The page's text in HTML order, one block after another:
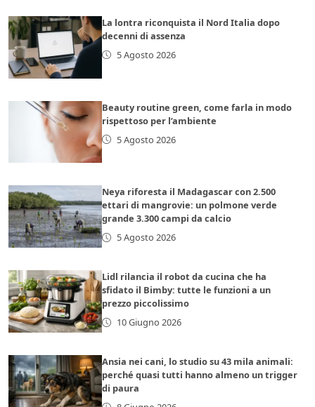
La lontra riconquista il Nord Italia dopo
decenni di assenza
5 Agosto 2026
Beauty routine green, come farla in modo
rispettoso per l’ambiente
5 Agosto 2026
Neya riforesta il Madagascar con 2.500
ettari di mangrovie: un polmone verde
grande 3.300 campi da calcio
5 Agosto 2026
Lidl rilancia il robot da cucina che ha
sfidato il Bimby: tutte le funzioni a un
prezzo piccolissimo
10 Giugno 2026
Ansia nei cani, lo studio su 43 mila animali:
perché quasi tutti hanno almeno un trigger
di paura